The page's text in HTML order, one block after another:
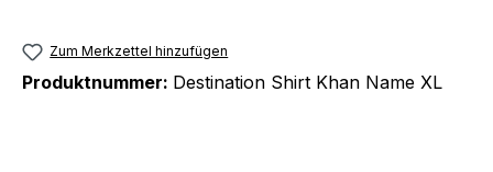
Zum Merkzettel hinzufügen
Produktnummer: Destination Shirt Khan Name XL